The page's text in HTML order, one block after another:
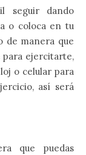
seguir dando
o coloca en tu
de manera que
para ejercitarte,
o celular para
así será
que puedas